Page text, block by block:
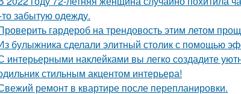
забытую одежду.
гардероб на трендовость этим летом
булыжника сделали элитный столик с помощью
интерьерными наклейками вы легко создадите
стильным акцентом интерьера!
ремонт в квартире после перепланировки.